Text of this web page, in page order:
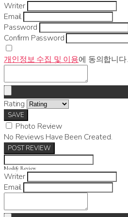
Writer
Email
Password
Confirm Password
개인정보 수집 및 이용에 동의합니다.
Rating
SAVE
Photo Review
No Reviews Have Been Created.
POST REVIEW
Modify Review
Writer
Email